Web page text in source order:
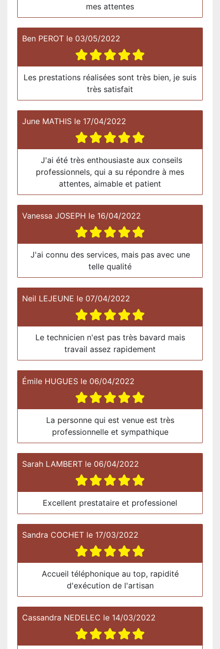
mes attentes
Ben PEROT le 03/05/2022
Les prestations réalisées sont très bien, je suis
très satisfait
June MATHIS le 17/04/2022
J'ai été très enthousiaste aux conseils
professionnels, qui a su répondre à mes
attentes, aimable et patient
Vanessa JOSEPH le 16/04/2022
J'ai connu des services, mais pas avec une
telle qualité
Neil LEJEUNE le 07/04/2022
Le technicien n'est pas très bavard mais
travail assez rapidement
Émile HUGUES le 06/04/2022
La personne qui est venue est très
professionnelle et sympathique
Sarah LAMBERT le 06/04/2022
Excellent prestataire et professionel
Sandra COCHET le 17/03/2022
Accueil téléphonique au top, rapidité
d'exécution de l'artisan
Cassandra NEDELEC le 14/03/2022